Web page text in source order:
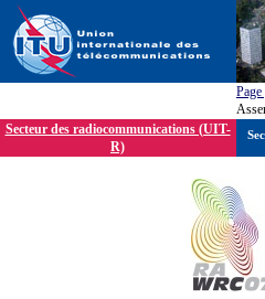
Secteur des radiocommunications (UIT-
R)